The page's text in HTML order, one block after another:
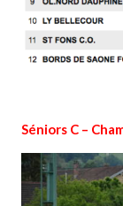
Séniors C –